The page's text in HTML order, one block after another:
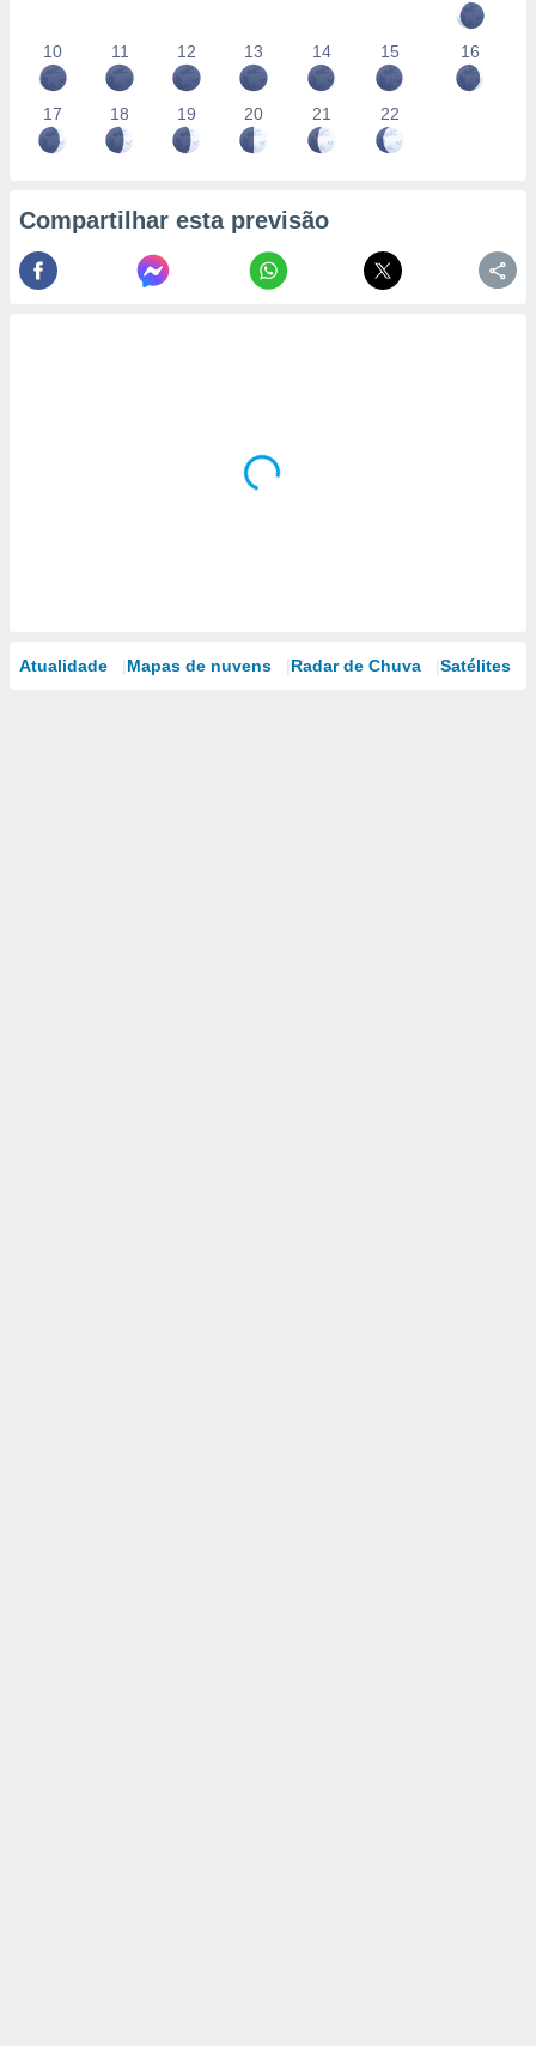
10 11 12 13 14 15 16
17 18 19 20 21 22
Compartilhar esta previsão
Atualidade Mapas de nuvens Radar de Chuva Satélites